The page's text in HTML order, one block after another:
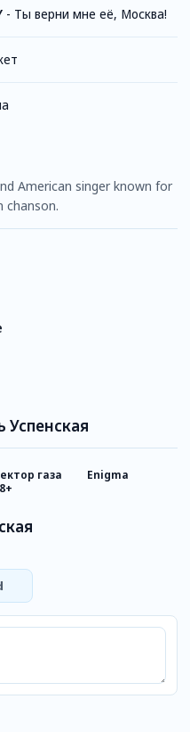
- Ты верни мне её, Москва!
American singer known for
chanson.
газа
Enigma